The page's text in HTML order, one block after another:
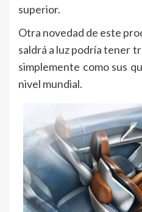
superior.
Otra novedad de este
saldrá a luz podría tener
simplemente como sus
nivel mundial.